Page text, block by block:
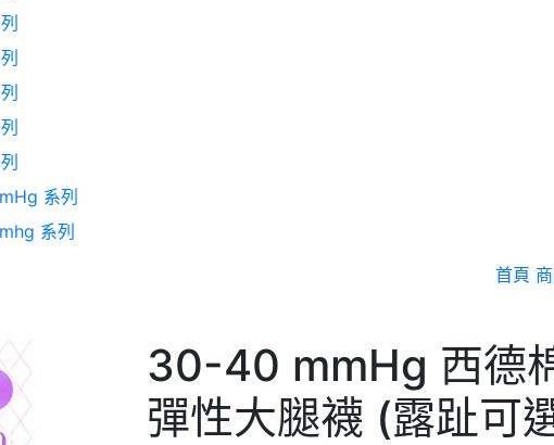
系列
系列
首頁
30-40 mmHg 西德
彈性大腿襪 (露趾可